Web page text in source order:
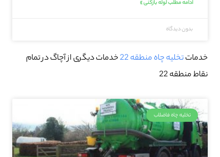
ادامه مطلب لوله بازکنی »
بدون دیدگاه
خدماتتخلیه چاه منطقه 22
خدمات دیگری از آچاگ در تمام
نقاط منطقه 22
تخلیه چاه فاضلاب